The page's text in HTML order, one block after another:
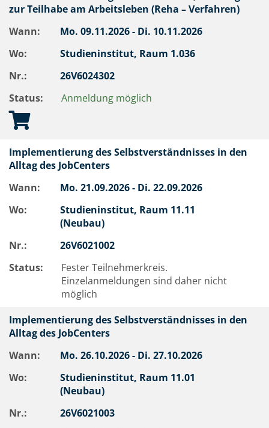
zur Teilhabe am Arbeitsleben (Reha – Verfahren)
Wann:
Mo. 09.11.2026 - Di. 10.11.2026
Wo:
Studieninstitut, Raum 1.036
Nr.:
26V6024302
Status:
Anmeldung möglich
Implementierung des Selbstverständnisses in den
Alltag des JobCenters
Wann:
Mo. 21.09.2026 - Di. 22.09.2026
Wo:
Studieninstitut, Raum 11.11
(Neubau)
Nr.:
26V6021002
Status:
Fester Teilnehmerkreis.
Einzelanmeldungen sind daher nicht
möglich
Implementierung des Selbstverständnisses in den
Alltag des JobCenters
Wann:
Mo. 26.10.2026 - Di. 27.10.2026
Wo:
Studieninstitut, Raum 11.01
(Neubau)
Nr.:
26V6021003